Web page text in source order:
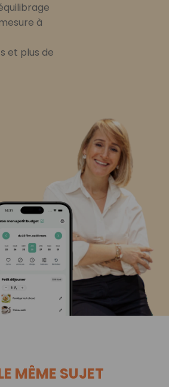
à
et plus de
MÊME SUJET